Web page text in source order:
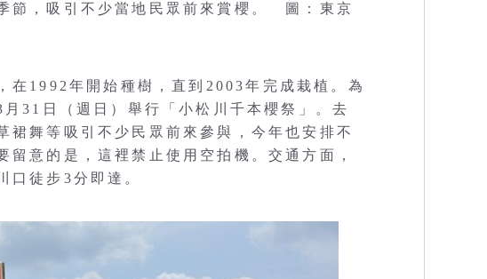
節，吸引不少當地民眾前來賞櫻。 圖：東京
在1992年開始種樹，直到2003年完成栽植。為
31日（週日）舉行「小松川千本櫻祭」。去
裙舞等吸引不少民眾前來參與，今年也安排不
意的是，這裡禁止使用空拍機。交通方面，
口徒步3分即達。